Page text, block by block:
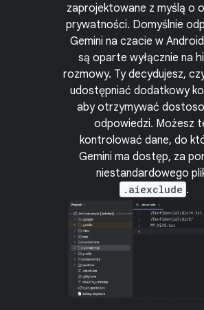
zaprojektowane z myślą o
prywatności. Domyślnie
Gemini na czacie w
są oparte wyłącznie na
rozmowy. Ty decydujesz,
udostępniać dodatkowy
aby otrzymywać
odpowiedzi. Możesz
kontrolować dane, do
Gemini ma dostęp, za
niestandardowego
.aiexclude .